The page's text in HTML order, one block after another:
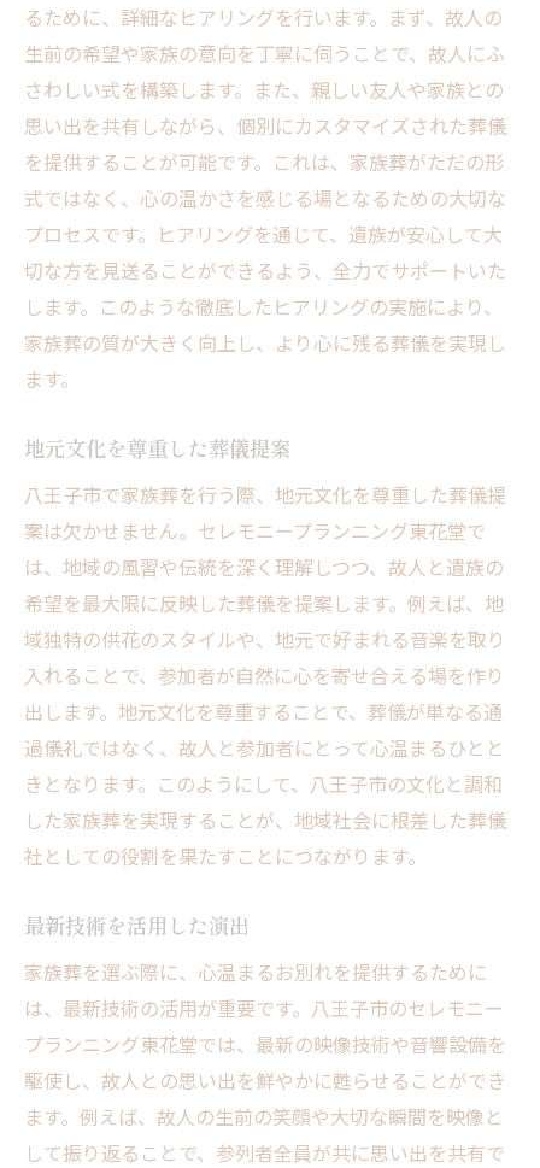
るために、詳細なヒアリングを行います。まず、故人の
生前の希望や家族の意向を丁寧に伺うことで、故人にふ
さわしい式を構築します。また、親しい友人や家族との
思い出を共有しながら、個別にカスタマイズされた葬儀
を提供することが可能です。これは、家族葬がただの形
式ではなく、心の温かさを感じる場となるための大切な
プロセスです。ヒアリングを通じて、遺族が安心して大
切な方を見送ることができるよう、全力でサポートいた
します。このような徹底したヒアリングの実施により、
家族葬の質が大きく向上し、より心に残る葬儀を実現し
ます。
地元文化を尊重した葬儀提案
八王子市で家族葬を行う際、地元文化を尊重した葬儀提
案は欠かせません。セレモニープランニング東花堂で
は、地域の風習や伝統を深く理解しつつ、故人と遺族の
希望を最大限に反映した葬儀を提案します。例えば、地
域独特の供花のスタイルや、地元で好まれる音楽を取り
入れることで、参加者が自然に心を寄せ合える場を作り
出します。地元文化を尊重することで、葬儀が単なる通
過儀礼ではなく、故人と参加者にとって心温まるひとと
きとなります。このようにして、八王子市の文化と調和
した家族葬を実現することが、地域社会に根差した葬儀
社としての役割を果たすことにつながります。
最新技術を活用した演出
家族葬を選ぶ際に、心温まるお別れを提供するために
は、最新技術の活用が重要です。八王子市のセレモニー
プランニング東花堂では、最新の映像技術や音響設備を
駆使し、故人との思い出を鮮やかに甦らせることができ
ます。例えば、故人の生前の笑顔や大切な瞬間を映像と
して振り返ることで、参列者全員が共に思い出を共有で